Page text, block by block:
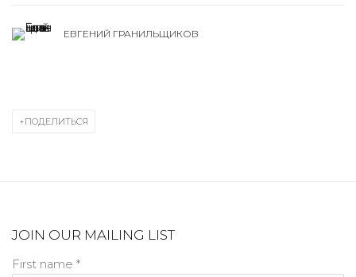
ЕВГЕНИЙ ГРАНИЛЬЩИКОВ
ПОДЕЛИТЬСЯ
JOIN OUR MAILING LIST
First name *